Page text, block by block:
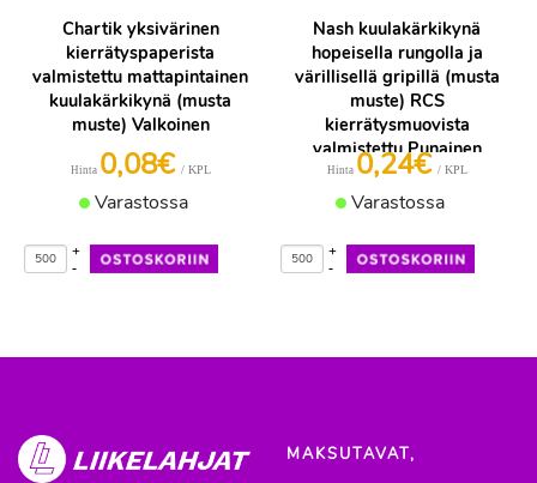
Chartik yksivärinen
kierrätyspaperista
valmistettu mattapintainen
kuulakärkikynä (musta
muste) Valkoinen
Hinta 0,08€ / KPL
Varastossa
-
+
Nash kuulakärkikynä
hopeisella rungolla ja
värillisellä gripillä (musta
muste) RCS
kierrätysmuovista
valmistettu Punainen
Hinta0,24€/ KPL
Varastossa
-
+
MAKSUTAVAT,